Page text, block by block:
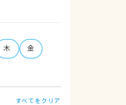
木
金
すべてをクリア